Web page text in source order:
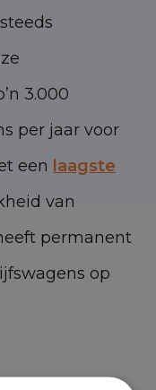
3.000
per jaar voor
een laagste
van
permanent
op